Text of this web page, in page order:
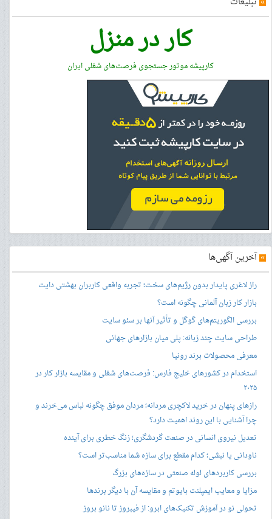
کار در منزل
کارپیشه موتور جستجوی فرصت‌های شغلی ایران
»آخرین آگهی‌ها
راز لاغری پایدار بدون رژیم‌های سخت؛ تجربه واقعی کاربران بهشتی دایت
بازار کار زبان آلمانی چگونه است؟
بررسی الگوریتم‌های گوگل و تأثیر آنها بر سئو سایت
طراحی سایت چند زبانه: پلی میان بازارهای جهانی
معرفی محصولات برند رونیا
استخدام در کشورهای خلیج فارس: فرصت‌های شغلی و مقایسه بازار کار در
۲۰۲۵
رازهای پنهان در خرید لاکچری مردانه؛ مردان موفق چگونه لباس می‌خرند و
چرا آشنایی با این روند اهمیت دارد؟
تعدیل نیروی انسانی در صنعت گردشگری؛ زنگ خطری برای آینده
ناودانی یا نبشی؛ کدام مقطع برای سازه شما مناسب‌تر است؟
بررسی کاربردهای لوله صنعتی در سازه‌های بزرگ
مزایا و معایب ایمپلنت بایوتم و مقایسه آن با دیگر برندها
تحولی نو در آموزش تکنیک‌های ابرو: از فیبروز تا نانو بروز